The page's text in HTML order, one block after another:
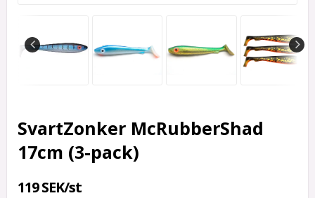
SvartZonker McRubberShad
17cm (3-pack)
119 SEK/st